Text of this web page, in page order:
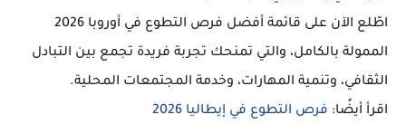
اطّلع الآن على قائمة أفضل فرص التطوع في أوروبا 2026
الممولة بالكامل، والتي تمنحك تجربة فريدة تجمع بين التبادل
الثقافي، وتنمية المهارات، وخدمة المجتمعات المحلية.
اقرأ أيضًا: فرص التطوع في إيطاليا 2026